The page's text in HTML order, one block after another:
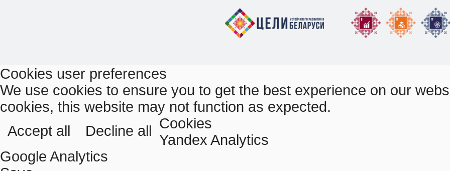
Cookies user preferences
We use cookies to ensure you to get the best experience on our
cookies, this website may not function as expected.
Accept all
Decline all Cookies
Yandex Analytics
Google Analytics